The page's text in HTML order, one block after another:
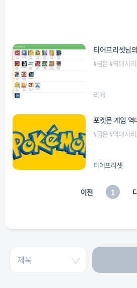
티어프리셋님
#금은#역대시
리메
포켓몬 게임 역
#금은#역대시
티어프리셋
이전 1